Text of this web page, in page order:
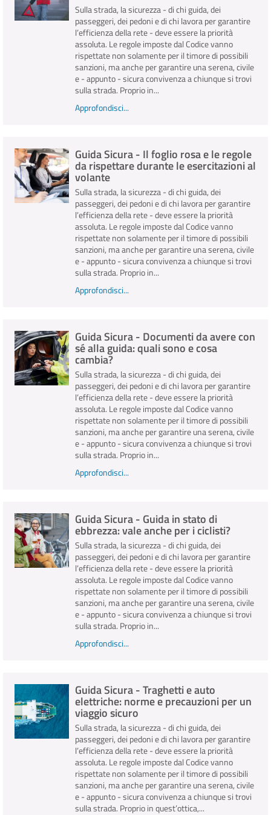
Sulla strada, la sicurezza - di chi guida, dei
passeggeri, dei pedoni e di chi lavora per garantire
l’efficienza della rete - deve essere la priorità
assoluta. Le regole imposte dal Codice vanno
rispettate non solamente per il timore di possibili
sanzioni, ma anche per garantire una serena, civile
e - appunto - sicura convivenza a chiunque si trovi
sulla strada. Proprio in...
Approfondisci...
Guida Sicura - Il foglio rosa e le regole
da rispettare durante le esercitazioni al
volante
Sulla strada, la sicurezza - di chi guida, dei
passeggeri, dei pedoni e di chi lavora per garantire
l’efficienza della rete - deve essere la priorità
assoluta. Le regole imposte dal Codice vanno
rispettate non solamente per il timore di possibili
sanzioni, ma anche per garantire una serena, civile
e - appunto - sicura convivenza a chiunque si trovi
sulla strada. Proprio in...
Approfondisci...
Guida Sicura - Documenti da avere con
sé alla guida: quali sono e cosa
cambia?
Sulla strada, la sicurezza - di chi guida, dei
passeggeri, dei pedoni e di chi lavora per garantire
l’efficienza della rete - deve essere la priorità
assoluta. Le regole imposte dal Codice vanno
rispettate non solamente per il timore di possibili
sanzioni, ma anche per garantire una serena, civile
e - appunto - sicura convivenza a chiunque si trovi
sulla strada. Proprio in...
Approfondisci...
Guida Sicura - Guida in stato di
ebbrezza: vale anche per i ciclisti?
Sulla strada, la sicurezza - di chi guida, dei
passeggeri, dei pedoni e di chi lavora per garantire
l’efficienza della rete - deve essere la priorità
assoluta. Le regole imposte dal Codice vanno
rispettate non solamente per il timore di possibili
sanzioni, ma anche per garantire una serena, civile
e - appunto - sicura convivenza a chiunque si trovi
sulla strada. Proprio in...
Approfondisci...
Guida Sicura - Traghetti e auto
elettriche: norme e precauzioni per un
viaggio sicuro
Sulla strada, la sicurezza - di chi guida, dei
passeggeri, dei pedoni e di chi lavora per garantire
l’efficienza della rete - deve essere la priorità
assoluta. Le regole imposte dal Codice vanno
rispettate non solamente per il timore di possibili
sanzioni, ma anche per garantire una serena, civile
e - appunto - sicura convivenza a chiunque si trovi
sulla strada. Proprio in quest’ottica,...